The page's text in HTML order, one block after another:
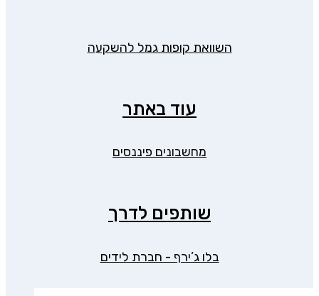
השוואת קופות גמל להשקעה
עוד באתר
מחשבונים פיננסים
שותפים לדרך
בלו ג’ירף - חברת לידים